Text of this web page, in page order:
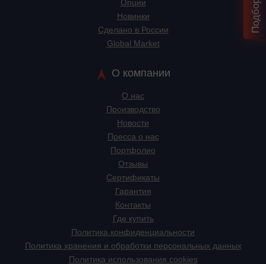
Опции
Новинки
Сделано в России
Global Market
О компании
О нас
Производство
Новости
Пресса о нас
Портфолио
Отзывы
Сертификаты
Гарантия
Контакты
Где купить
Политика конфиденциальности
Политика хранения и обработки персональных данных
Политика использования cookies